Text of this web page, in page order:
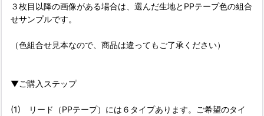
３枚目以降の画像がある場合は、選んだ生地とPPテープ色の組合
せサンプルです。
（色組合せ見本なので、商品は違ってもご了承ください）
▼ご購入ステップ
(1) リード（PPテープ）には６タイプあります。ご希望のタイ